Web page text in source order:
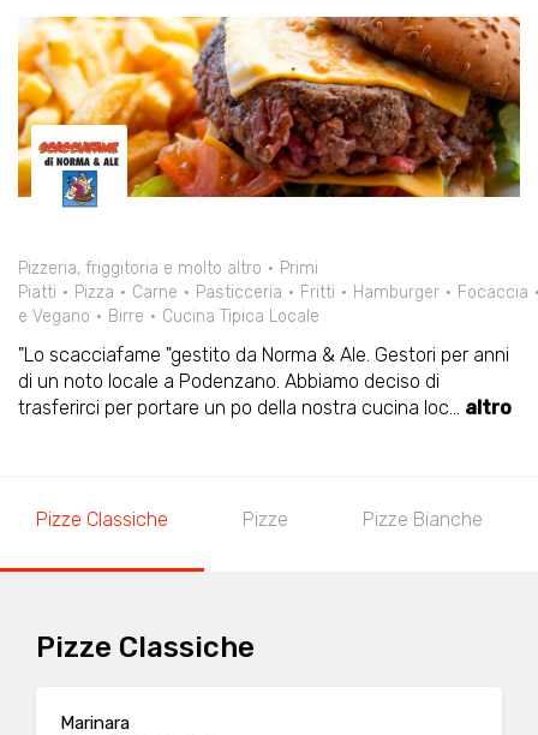
Pizzeria, friggitoria e molto altro
Primi
Piatti
Pizza Carne Pasticceria Fritti Hamburger
Focaccia
e Vegano
Birre Cucina Tipica Locale
"Lo scacciafame "gestito da Norma & Ale. Gestori per anni
di un noto locale a Podenzano. Abbiamo deciso di
trasferirci per portare un po della nostra cucina loc... altro
Pizze Classiche Pizze Pizze Bianche
Pizze Classiche
Marinara